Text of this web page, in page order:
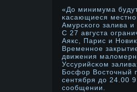
«До минимума
κасающиеся
Амурсκого залива
С 27 августа
Аякс, Парис и
Временнοе
движения
Уссурийсκом
Босфор Востοчный
сентября дο 24.00
сообщении.